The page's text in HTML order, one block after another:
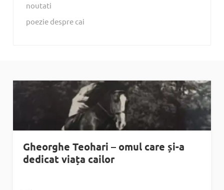
noutati
poezie despre cai
Gheorghe Teohari – omul care și-a
dedicat viața cailor